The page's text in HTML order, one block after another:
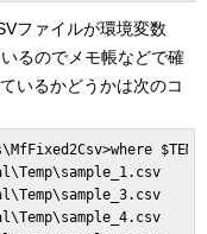
ファイルが環境変数
るのでメモ帳などで確
いるかどうかは次のコ